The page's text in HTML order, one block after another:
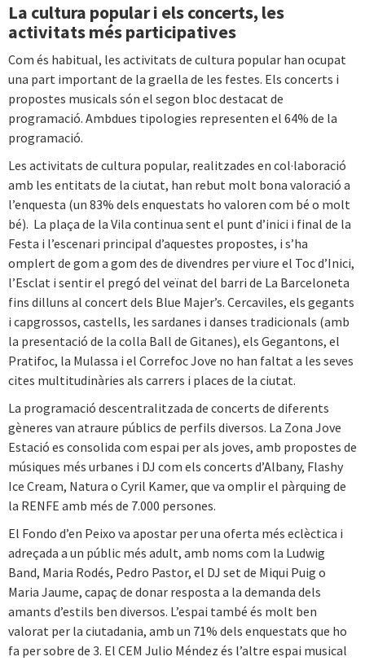
La cultura popular i els concerts, les
activitats més participatives
Com és habitual, les activitats de cultura popular han ocupat
una part important de la graella de les festes. Els concerts i
propostes musicals són el segon bloc destacat de
programació. Ambdues tipologies representen el 64% de la
programació.
Les activitats de cultura popular, realitzades en col·laboració
amb les entitats de la ciutat, han rebut molt bona valoració a
l’enquesta (un 83% dels enquestats ho valoren com bé o molt
bé). La plaça de la Vila continua sent el punt d’inici i final de la
Festa i l’escenari principal d’aquestes propostes, i s’ha
omplert de gom a gom des de divendres per viure el Toc d’Inici,
l’Esclat i sentir el pregó del veïnat del barri de La Barceloneta
fins dilluns al concert dels Blue Majer’s. Cercaviles, els gegants
i capgrossos, castells, les sardanes i danses tradicionals (amb
la presentació de la colla Ball de Gitanes), els Gegantons, el
Pratifoc, la Mulassa i el Correfoc Jove no han faltat a les seves
cites multitudinàries als carrers i places de la ciutat.
La programació descentralitzada de concerts de diferents
gèneres van atraure públics de perfils diversos. La Zona Jove
Estació es consolida com espai per als joves, amb propostes de
músiques més urbanes i DJ com els concerts d’Albany, Flashy
Ice Cream, Natura o Cyril Kamer, que va omplir el pàrquing de
la RENFE amb més de 7.000 persones.
El Fondo d’en Peixo va apostar per una oferta més eclèctica i
adreçada a un públic més adult, amb noms com la Ludwig
Band, Maria Rodés, Pedro Pastor, el DJ set de Miqui Puig o
Maria Jaume, capaç de donar resposta a la demanda dels
amants d’estils ben diversos. L’espai també és molt ben
valorat per la ciutadania, amb un 71% dels enquestats que ho
fa per sobre de 3. El CEM Julio Méndez és l’altre espai musical